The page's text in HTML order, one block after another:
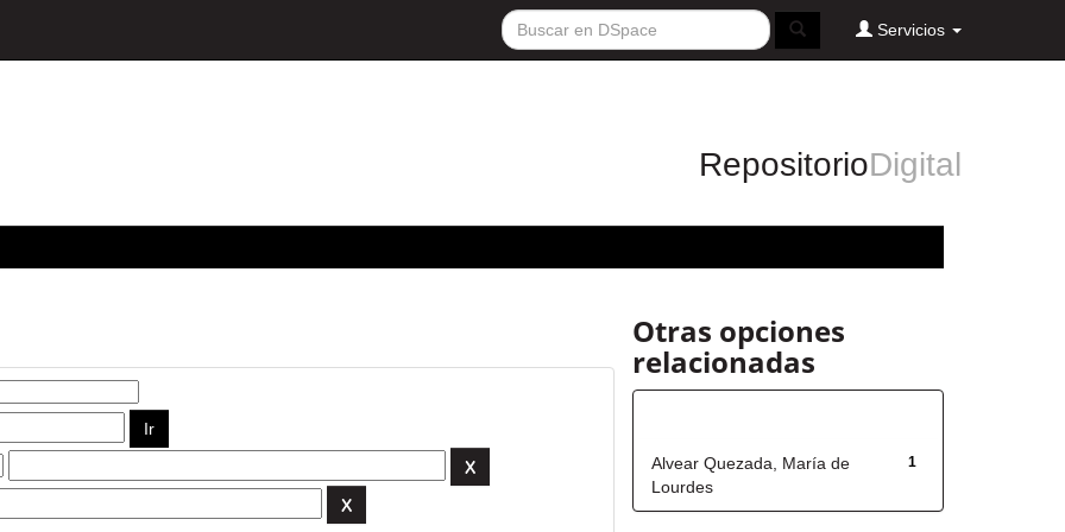
Servicios
RepositorioDigital
Otras opciones
relacionadas
1
Alvear Quezada, María de
Lourdes